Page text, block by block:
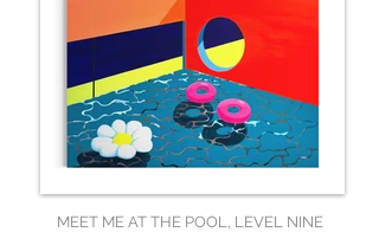
MEET ME AT THE POOL, LEVEL NINE